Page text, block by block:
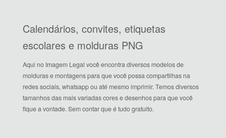
Calendários, convites, etiquetas
escolares e molduras PNG
Aqui no Imagem Legal você encontra diversos modelos de
molduras e montagens para que você possa compartilhas na
redes sociais, whatsapp ou até mesmo imprimir. Temos diversos
tamanhos das mais variadas cores e desenhos para que você
fique a vontade. Sem contar que é tudo gratuito.